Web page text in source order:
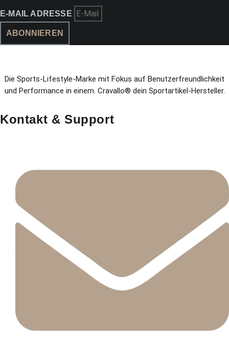
E-MAIL ADRESSE
ABONNIEREN
Die Sports-Lifestyle-Marke mit Fokus auf Benutzerfreundlichkeit
und Performance in einem. Cravallo® dein Sportartikel-Hersteller.
Kontakt & Support